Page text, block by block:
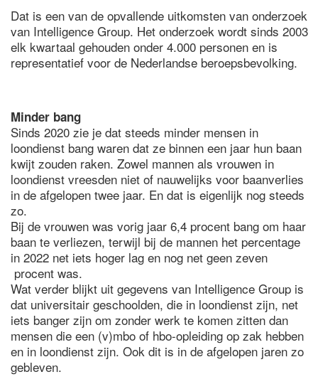
Dat is een van de opvallende uitkomsten van onderzoek
van Intelligence Group. Het onderzoek wordt sinds 2003
elk kwartaal gehouden onder 4.000 personen en is
representatief voor de Nederlandse beroepsbevolking.
Minder bang
Sinds 2020 zie je dat steeds minder mensen in
loondienst bang waren dat ze binnen een jaar hun baan
kwijt zouden raken. Zowel mannen als vrouwen in
loondienst vreesden niet of nauwelijks voor baanverlies
in de afgelopen twee jaar. En dat is eigenlijk nog steeds
zo.
Bij de vrouwen was vorig jaar 6,4 procent bang om haar
baan te verliezen, terwijl bij de mannen het percentage
in 2022 net iets hoger lag en nog net geen zeven
procent was.
Wat verder blijkt uit gegevens van Intelligence Group is
dat universitair geschoolden, die in loondienst zijn, net
iets banger zijn om zonder werk te komen zitten dan
mensen die een (v)mbo of hbo-opleiding op zak hebben
en in loondienst zijn. Ook dit is in de afgelopen jaren zo
gebleven.